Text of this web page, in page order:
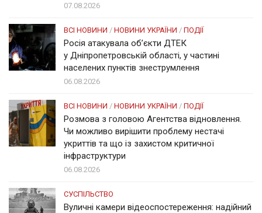
07.08.2026
ВСІ НОВИНИ / НОВИНИ УКРАЇНИ / ПОДІЇ
Росія атакувала об’єкти ДТЕК
у Дніпропетровській області, у частині
населених пунктів знеструмлення
06.08.2026
ВСІ НОВИНИ / НОВИНИ УКРАЇНИ / ПОДІЇ
Розмова з головою Агентства відновлення.
Чи можливо вирішити проблему нестачі
укриттів та що із захистом критичної
інфраструктури
06.08.2026
СУСПІЛЬСТВО
Вуличні камери відеоспостереження: надійний